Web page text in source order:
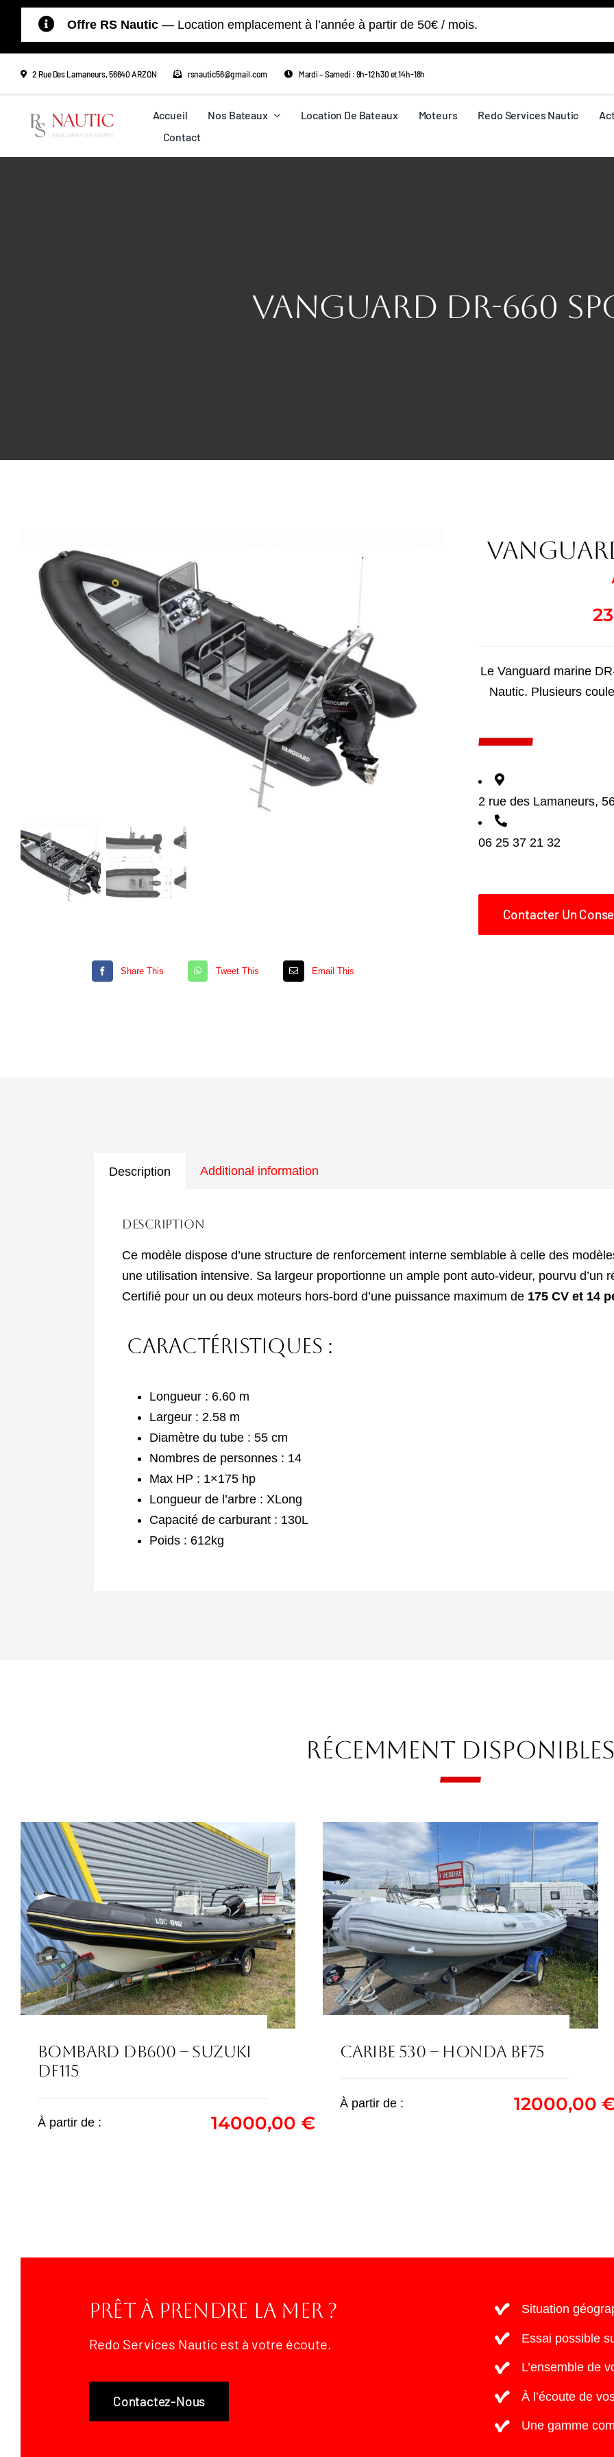
Passer
contenu
Offre RS Nautic— Location emplacement à l’année à partir de 50€ / mois.
2 Rue Des Lamaneurs, 56640 ARZON rsnautic56@gmail.com Mardi – Samedi : 9h-12h30 et 14h-18h
Accueil Nos Bateaux Location De Bateaux Moteurs Redo Services Nautic
Contact
VANGUARD DR-660
Share This Tweet This Email This
Le Vanguard marine
Nautic. Plusieurs
2 rue des Lamaneurs,
06 25 37 21 32
Contacter Un
Description Additional information
Description
Ce modèle dispose d’une structure de renforcement interne semblable à celle des
une utilisation intensive. Sa largeur proportionne un ample pont auto-videur, pourvu d’un
Certifié pour un ou deux moteurs hors-bord d’une puissance maximum de 175 CV et 14
Caractéristiques :
Longueur : 6.60 m
Largeur : 2.58 m
Diamètre du tube : 55 cm
Nombres de personnes : 14
Max HP : 1×175 hp
Longueur de l’arbre : XLong
Capacité de carburant : 130L
Poids : 612kg
Récemment
BOMBARD DB600 –
SUZUKI DF115
BOMBARD DB600 – SUZUKI
DF115
À partir de : 14000,00€
CARIBE 530 – HONDA
CARIBE 530 – HONDA BF75
À partir de : 12000,00
Prêt À Prendre La Mer ?
Redo Services Nautic est à votre écoute.
Contactez-Nous
Situation
Essai possible
L’ensemble de
À l’écoute de
Une gamme